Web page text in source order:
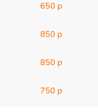
650 р
850 р
850 р
750 р